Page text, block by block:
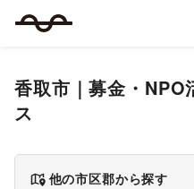
香取市 ｜募金・NPO
ス
他の市区郡から探す